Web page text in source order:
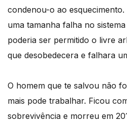
condenou-o ao
uma tamanha falha no
poderia ser permitido o livre
que desobedecera e falhara
O homem que te salvou não
mais pode trabalhar. Ficou
sobrevivência e morreu em